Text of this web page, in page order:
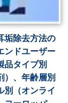
垢除去方法の
ンドユーザー
品タイプ別
）、年齢層別
別（オンライ